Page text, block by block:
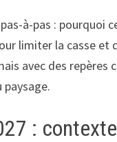
à-pas :
limiter la casse et
avec des
paysage.
: